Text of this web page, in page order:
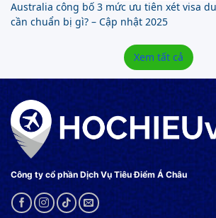
Australia công bố 3 mức ưu tiên xét visa
cần chuẩn bị gì? – Cập nhật 2025
Xem tất cả
Công ty cổ phần Dịch Vụ Tiêu Điểm Á Châu